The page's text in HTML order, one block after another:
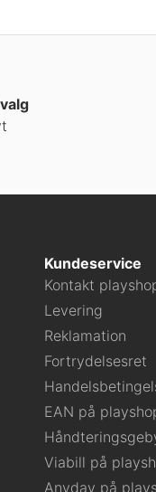
Kundeservice
Kontakt
Levering
Reklamation
Fortrydelsesret
EAN på
Viabill på
Anyday på